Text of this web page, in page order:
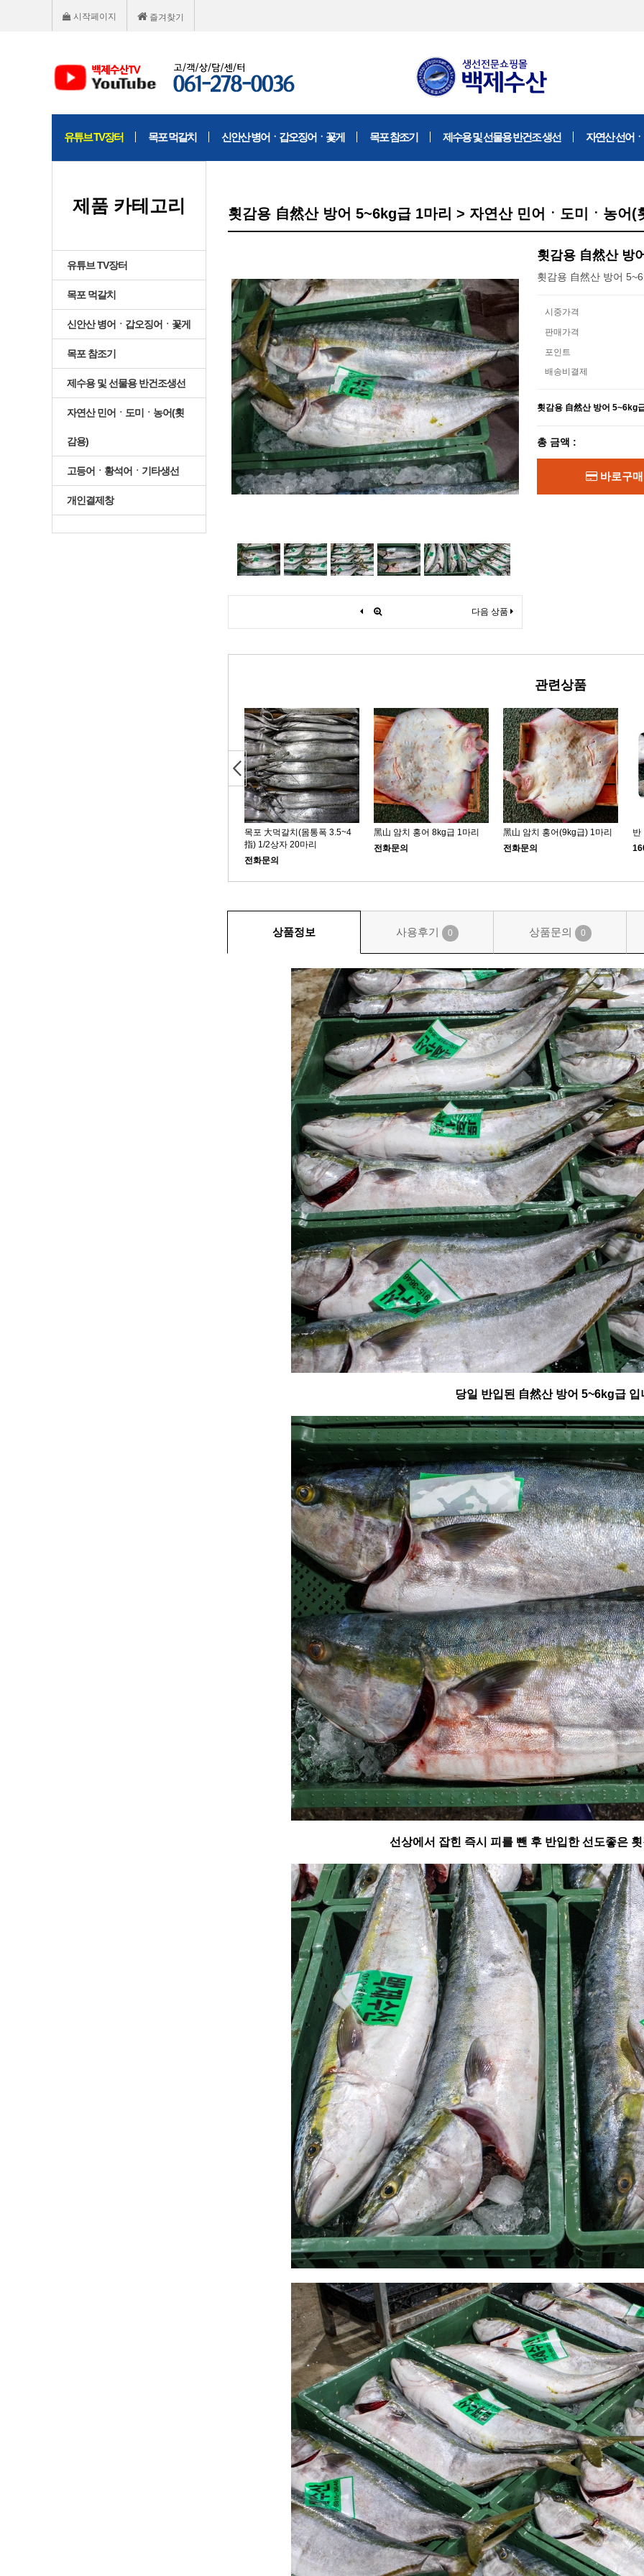
시작페이지 즐겨찾기
유튜브 TV장터 목포 먹갈치 신안산 병어ㆍ갑오징어ㆍ꽃게 목포 참조기 제수용 및 선물용 반건조 생선 자연산 선어
제품 카테고리
유튜브 TV장터
목포 먹갈치
신안산 병어ㆍ갑오징어ㆍ꽃게
목포 참조기
제수용 및 선물용 반건조생선
자연산 민어ㆍ도미ㆍ농어(횟
감용)
고등어ㆍ황석어ㆍ기타생선
개인결제창
횟감용 自然산 방어 5~6kg급 1마리 > 자연산 민어ㆍ도미ㆍ농어(
다음 상품
횟감용 自然산 방
횟감용 自然산 방어
시중가격
판매가격
포인트
배송비결제
횟감용 自然산 방어 5~6kg
총 금액 :
바로구매
관련상품
목포 大먹갈치(몸통폭 3.5~4
指) 1/2상자 20마리
전화문의
黑山 암치 홍어 8kg급 1마리
전화문의
黑山 암치 홍어(9kg급) 1마리
전화문의
반
상품정보 사용후기 0 상품문의 0
당일 반입된 自然산 방어 5~6kg급 입
선상에서 잡힌 즉시 피를 뺀 후 반입한 선도좋은